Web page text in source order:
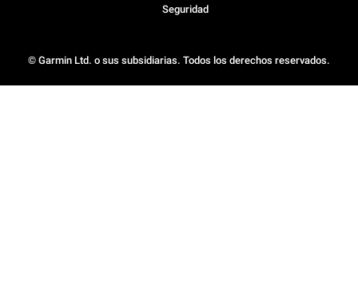
© Garmin Ltd. o sus subsidiarias. Todos los derechos reservados.
Seguridad